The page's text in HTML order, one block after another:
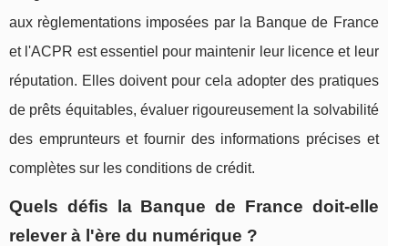
aux règlementations imposées par la Banque de France
et l'ACPR est essentiel pour maintenir leur licence et leur
réputation. Elles doivent pour cela adopter des pratiques
de prêts équitables, évaluer rigoureusement la solvabilité
des emprunteurs et fournir des informations précises et
complètes sur les conditions de crédit.
Quels défis la Banque de France doit-elle
relever à l'ère du numérique ?